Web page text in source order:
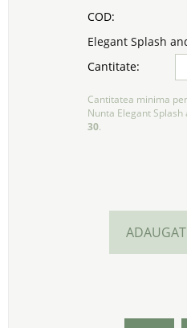
COD:
Elegant Splash
Cantitate:
Cantitatea minima
Nunta Elegant Splash
30.